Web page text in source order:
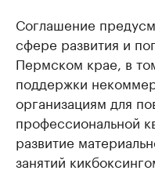
Соглашение
сфере развития и
Пермском крае, в
поддержки
организациям для
профессиональной
развитие
занятий